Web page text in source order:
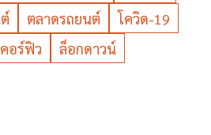
ตลาดรถยนต์
โควิด-19
คอร์ฟิว ล็อกดาวน์